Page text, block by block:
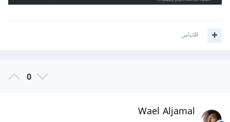
اقتباس
0
Wael Aljamal